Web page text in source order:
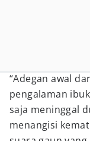
“Adegan awal
pengalaman
saja meninggal
menangisi